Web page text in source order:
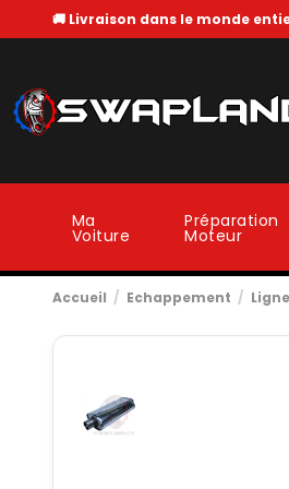
🚚 Livraison dans le monde
Ma
Voiture
Préparation
Moteur
Accueil Echappement